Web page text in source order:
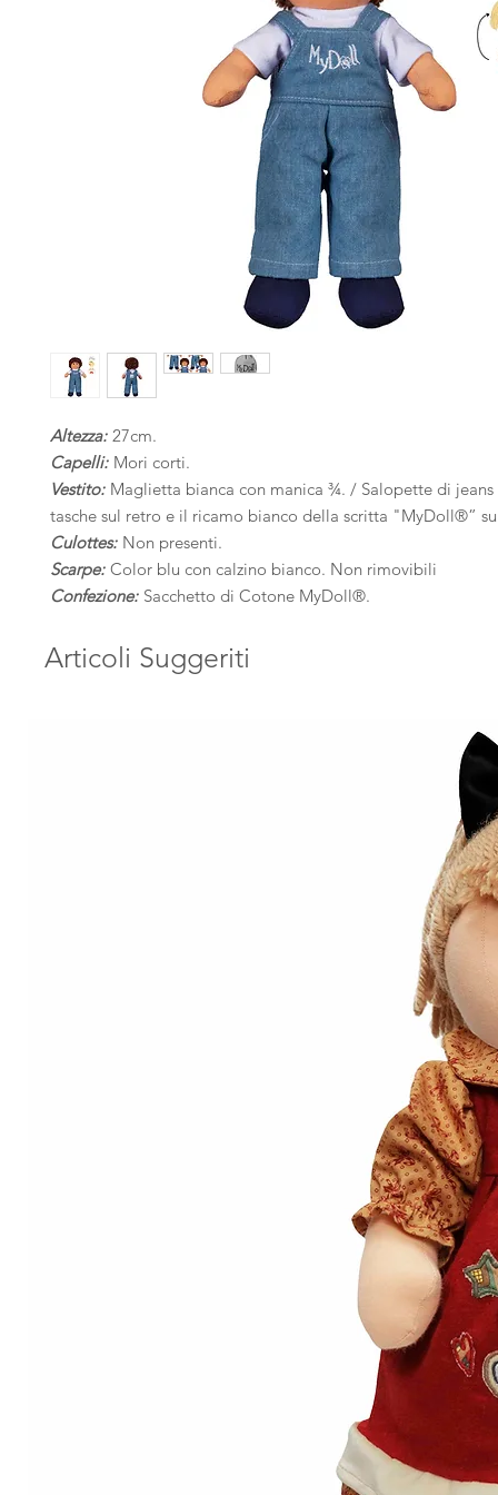
Altezza: 27cm.
Capelli: Mori corti.
Vestito: Maglietta bianca con manica ¾. / Salopette di jeans
tasche sul retro e il ricamo bianco della scritta "MyDoll®”
Culottes: Non presenti.
Scarpe: Color blu con calzino bianco. Non rimovibili
Confezione: Sacchetto di Cotone MyDoll®.
Articoli Suggeriti